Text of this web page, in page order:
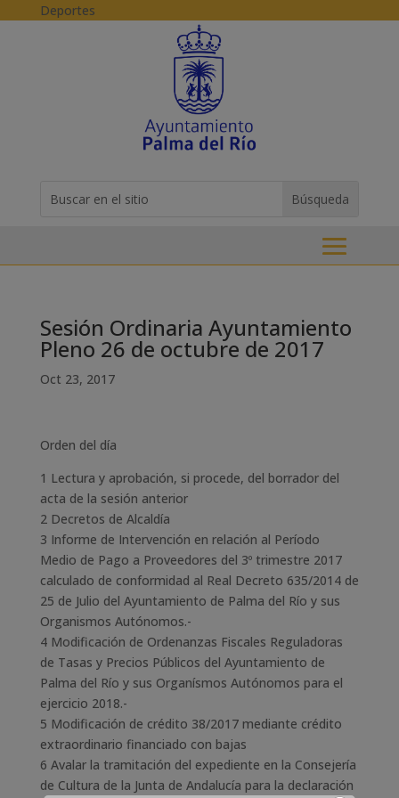
Skip to content
Deportes
for...
Sesión Ordinaria Ayuntamiento
Pleno 26 de octubre de 2017
Oct 23, 2017
Orden del día
1 Lectura y aprobación, si procede, del borrador del
acta de la sesión anterior
2 Decretos de Alcaldía
3 Informe de Intervención en relación al Período
Medio de Pago a Proveedores del 3º trimestre 2017
calculado de conformidad al Real Decreto 635/2014 de
25 de Julio del Ayuntamiento de Palma del Río y sus
Organismos Autónomos.-
4 Modificación de Ordenanzas Fiscales Reguladoras
de Tasas y Precios Públicos del Ayuntamiento de
Palma del Río y sus Organísmos Autónomos para el
ejercicio 2018.-
5 Modificación de crédito 38/2017 mediante crédito
extraordinario financiado con bajas
6 Avalar la tramitación del expediente en la Consejería
de Cultura de la Junta de Andalucía para la declaración